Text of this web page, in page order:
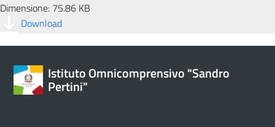
Dimensione: 75.86 KB
Download
Istituto Omnicomprensivo "Sandro
Pertini"